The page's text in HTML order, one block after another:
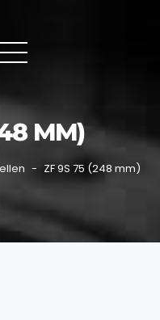
MM)
ZF 9S 75 (248 mm)